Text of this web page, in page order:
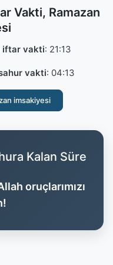
Vakti, Ramazan
iftar vakti: 21:13
vakti: 04:13
imsakiyesi
Kalan Süre
oruçlarımızı